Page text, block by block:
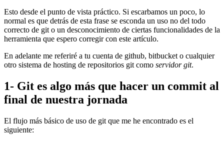
Esto desde el punto de vista práctico. Si escarbamos un poco, lo
normal es que detrás de esta frase se esconda un uso no del todo
correcto de git o un desconocimiento de ciertas funcionalidades de la
herramienta que espero corregir con este artículo.
En adelante me referiré a tu cuenta de github, bitbucket o cualquier
otro sistema de hosting de repositorios git como servidor git.
1- Git es algo más que hacer un commit al
final de nuestra jornada
El flujo más básico de uso de git que me he encontrado es el
siguiente: